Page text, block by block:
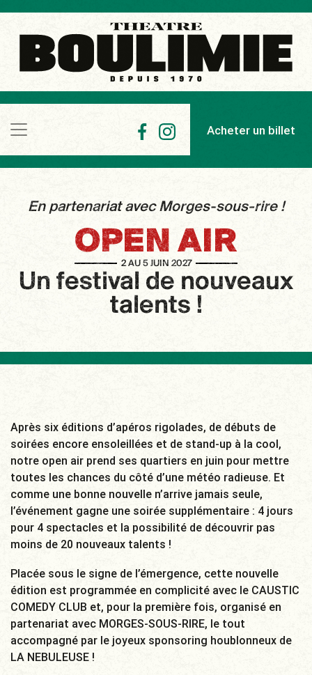
Acheter un billet
En partenariat avec Morges-sous-rire !
OPEN AIR
2 AU 5 JUIN 2027
Un festival de nouveaux
talents !
Après six éditions d’apéros rigolades, de débuts de
soirées encore ensoleillées et de stand-up à la cool,
notre open air prend ses quartiers en juin pour mettre
toutes les chances du côté d’une météo radieuse. Et
comme une bonne nouvelle n’arrive jamais seule,
l’événement gagne une soirée supplémentaire : 4 jours
pour 4 spectacles et la possibilité de découvrir pas
moins de 20 nouveaux talents !
Placée sous le signe de l’émergence, cette nouvelle
édition est programmée en complicité avec le CAUSTIC
COMEDY CLUB et, pour la première fois, organisé en
partenariat avec MORGES-SOUS-RIRE, le tout
accompagné par le joyeux sponsoring houblonneux de
LA NEBULEUSE !